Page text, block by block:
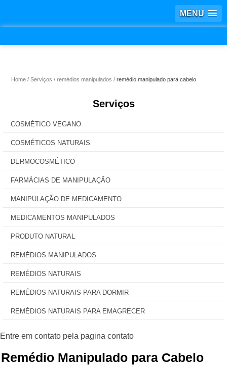
MENU
Home Serviços remédios manipulados remédio manipulado para cabelo
Serviços
COSMÉTICO VEGANO
COSMÉTICOS NATURAIS
DERMOCOSMÉTICO
FARMÁCIAS DE MANIPULAÇÃO
MANIPULAÇÃO DE MEDICAMENTO
MEDICAMENTOS MANIPULADOS
PRODUTO NATURAL
REMÉDIOS MANIPULADOS
REMÉDIOS NATURAIS
REMÉDIOS NATURAIS PARA DORMIR
REMÉDIOS NATURAIS PARA EMAGRECER
Remédio Manipulado para Cabelo